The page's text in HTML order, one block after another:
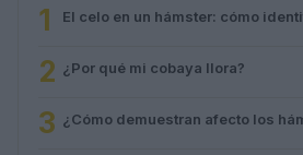
1 El celo en un hámster: cómo
2 ¿Por qué mi cobaya llora?
3 ¿Cómo demuestran afecto los